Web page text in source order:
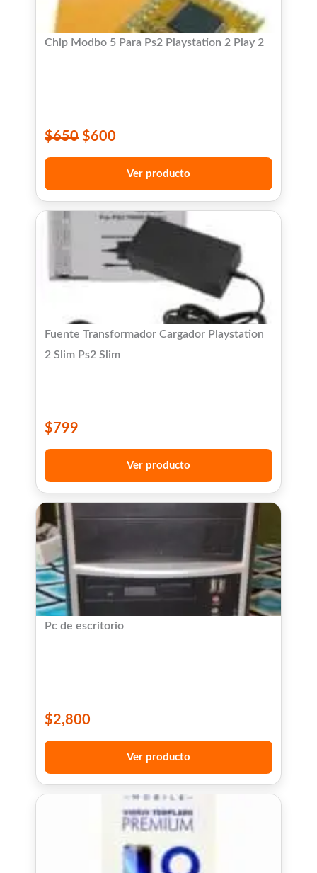
Chip Modbo 5 Para Ps2 Playstation 2 Play 2
$650 $600
Ver producto
Fuente Transformador Cargador Playstation
2 Slim Ps2 Slim
$799
Ver producto
Pc de escritorio
$2,800
Ver producto